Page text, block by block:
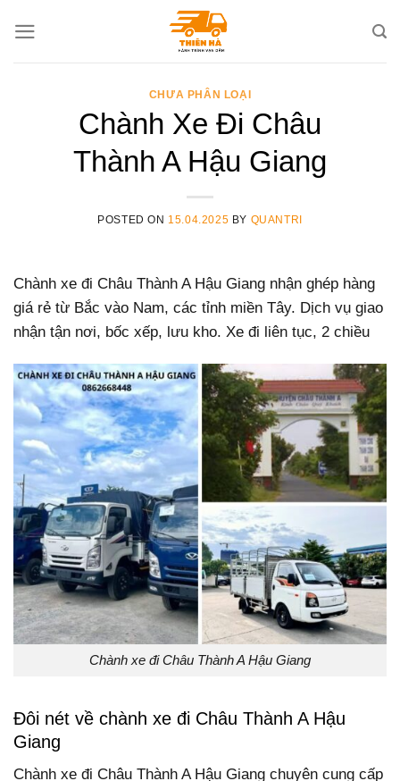
CHƯA PHÂN LOẠI
Chành Xe Đi Châu
Thành A Hậu Giang
POSTED ON 15.04.2025 BY QUANTRI
Chành xe đi Châu Thành A Hậu Giang nhận ghép hàng
giá rẻ từ Bắc vào Nam, các tỉnh miền Tây. Dịch vụ giao
nhận tận nơi, bốc xếp, lưu kho. Xe đi liên tục, 2 chiều
Chành xe đi Châu Thành A Hậu Giang
Đôi nét về chành xe đi Châu Thành A Hậu
Giang
Chành xe đi Châu Thành A Hậu Giang chuyên cung cấp